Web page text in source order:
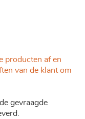
producten af en
van de klant om
gevraagde